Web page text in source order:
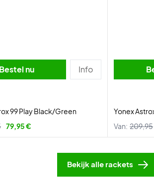
Bestel nu Info
99 Play Black/Green
79,95 €
Yonex
Van: 209,95
Bekijk alle rackets